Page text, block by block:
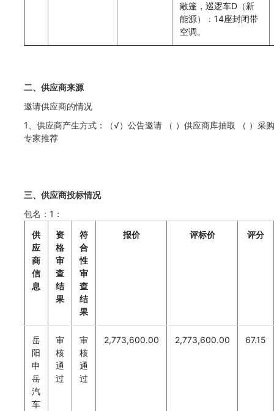
敞篷，巡逻车D（新
能源）：14座封闭带
空调。
二、供应商来源
邀请供应商的情况
1、供应商产生方式：（√）公告邀请 （ ）供应商库抽取 （ ）采
专家推荐
三、供应商投标情况
包名：1：
供
应
商
信
息
资
格
审
查
结
果
符
合
性
审
查
结
果
报价 评标价 评分
岳
阳
申
岳
汽
车
审
核
通
过
审
核
通
过
2,773,600.00 2,773,600.00 67.15